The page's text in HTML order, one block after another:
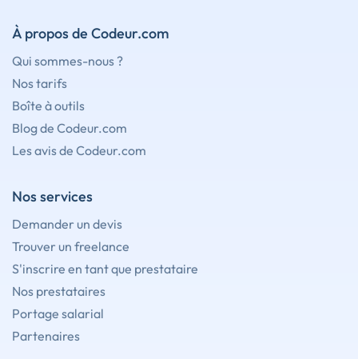
À propos de Codeur.com
Qui sommes-nous ?
Nos tarifs
Boîte à outils
Blog de Codeur.com
Les avis de Codeur.com
Nos services
Demander un devis
Trouver un freelance
S'inscrire en tant que prestataire
Nos prestataires
Portage salarial
Partenaires